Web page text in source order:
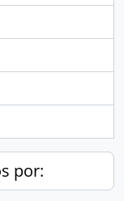
por: